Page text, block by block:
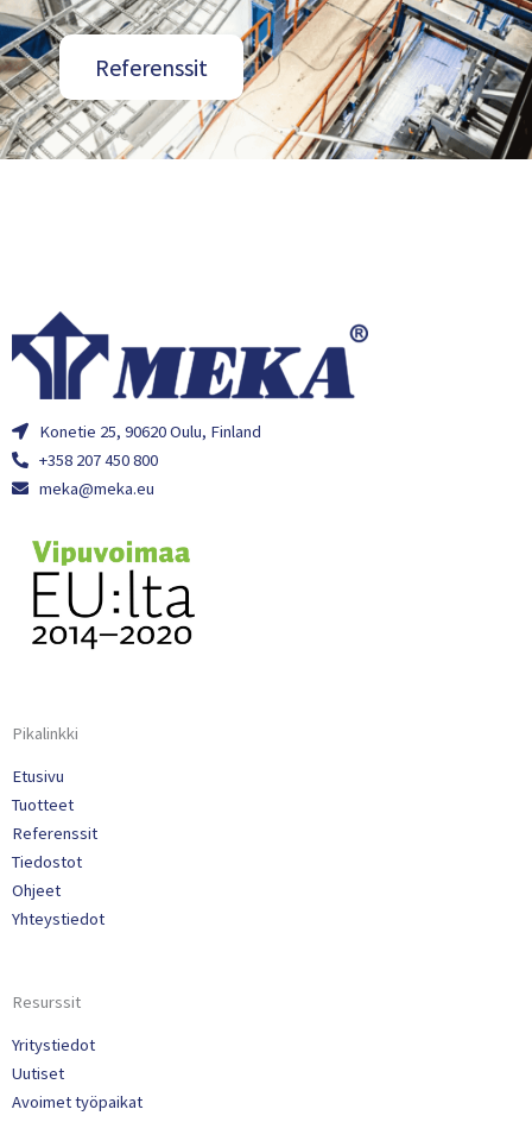
Referenssit
Konetie 25, 90620 Oulu, Finland
+358 207 450 800
meka@meka.eu
Pikalinkki
Etusivu
Tuotteet
Referenssit
Tiedostot
Ohjeet
Yhteystiedot
Resurssit
Yritystiedot
Uutiset
Avoimet työpaikat